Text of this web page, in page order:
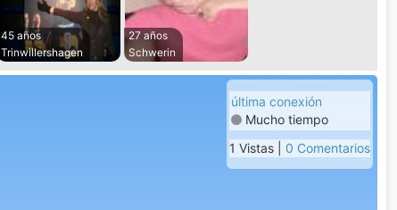
45 años
Trinwillershagen
27 años
Schwerin
última conexión
Mucho tiempo
1 Vistas | 0 Comentarios